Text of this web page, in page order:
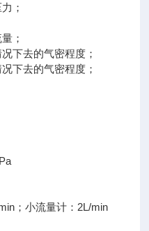
；
；
下去的气密程度；
下去的气密程度；
；小流量计：2L/min